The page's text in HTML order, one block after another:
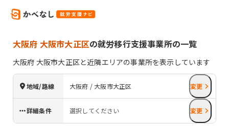
大阪府 大阪市大正区の就労移行支援事業所の一覧
大阪府 大阪市大正区と近隣エリアの事業所を表示しています
地域/路線 大阪府 / 大阪市大正区 変更
詳細条件 選択してください 変更